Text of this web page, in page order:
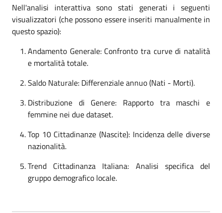
Nell'analisi interattiva sono stati generati i seguenti
visualizzatori (che possono essere inseriti manualmente in
questo spazio):
Andamento Generale: Confronto tra curve di natalità
e mortalità totale.
Saldo Naturale: Differenziale annuo (Nati - Morti).
Distribuzione di Genere: Rapporto tra maschi e
femmine nei due dataset.
Top 10 Cittadinanze (Nascite): Incidenza delle diverse
nazionalità.
Trend Cittadinanza Italiana: Analisi specifica del
gruppo demografico locale.